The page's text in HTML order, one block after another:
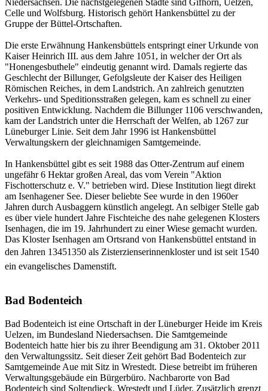
Niedersachsen. Die nächstgelegenen Städte sind Gifhorn, Uelzen,
Celle und Wolfsburg. Historisch gehört Hankensbüttel zu der
Gruppe der Büttel-Ortschaften.
Die erste Erwähnung Hankensbüttels entspringt einer Urkunde von
Kaiser Heinrich III. aus dem Jahre 1051, in welcher der Ort als
"Honengesbuthele" eindeutig genannt wird. Damals regierte das
Geschlecht der Billunger, Gefolgsleute der Kaiser des Heiligen
Römischen Reiches, in dem Landstrich. An zahlreich genutzten
Verkehrs- und Speditionsstraßen gelegen, kam es schnell zu einer
positiven Entwicklung. Nachdem die Billunger 1106 verschwanden,
kam der Landstrich unter die Herrschaft der Welfen, ab 1267 zur
Lüneburger Linie. Seit dem Jahr 1996 ist Hankensbüttel
Verwaltungskern der gleichnamigen Samtgemeinde.
In Hankensbüttel gibt es seit 1988 das Otter-Zentrum auf einem
ungefähr 6 Hektar großen Areal, das vom Verein "Aktion
Fischotterschutz e. V." betrieben wird. Diese Institution liegt direkt
am Isenhagener See. Dieser beliebte See wurde in den 1960er
Jahren durch Ausbaggern künstlich angelegt. An selbiger Stelle gab
es über viele hundert Jahre Fischteiche des nahe gelegenen Klosters
Isenhagen, die im 19. Jahrhundert zu einer Wiese gemacht wurden.
Das Kloster Isenhagen am Ortsrand von Hankensbüttel entstand in
den Jahren 13451350 als Zisterzienserinnenkloster und ist seit 1540
ein evangelisches Damenstift.
Bad Bodenteich
Bad Bodenteich ist eine Ortschaft in der Lüneburger Heide im Kreis
Uelzen, im Bundesland Niedersachsen. Die Samtgemeinde
Bodenteich hatte hier bis zu ihrer Beendigung am 31. Oktober 2011
den Verwaltungssitz. Seit dieser Zeit gehört Bad Bodenteich zur
Samtgemeinde Aue mit Sitz in Wrestedt. Diese betreibt im früheren
Verwaltungsgebäude ein Bürgerbüro. Nachbarorte von Bad
Bodenteich sind Soltendieck, Wrestedt und Lüder. Zusätzlich grenzt